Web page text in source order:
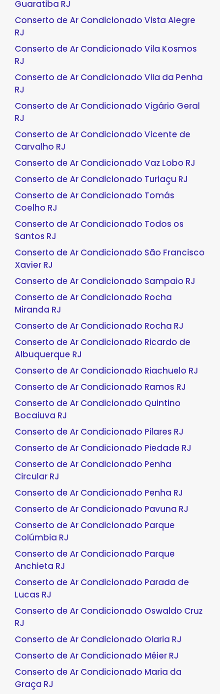
Guaratiba RJ
Conserto de Ar Condicionado Vista Alegre
RJ
Conserto de Ar Condicionado Vila Kosmos
RJ
Conserto de Ar Condicionado Vila da Penha
RJ
Conserto de Ar Condicionado Vigário Geral
RJ
Conserto de Ar Condicionado Vicente de
Carvalho RJ
Conserto de Ar Condicionado Vaz Lobo RJ
Conserto de Ar Condicionado Turiaçu RJ
Conserto de Ar Condicionado Tomás
Coelho RJ
Conserto de Ar Condicionado Todos os
Santos RJ
Conserto de Ar Condicionado São Francisco
Xavier RJ
Conserto de Ar Condicionado Sampaio RJ
Conserto de Ar Condicionado Rocha
Miranda RJ
Conserto de Ar Condicionado Rocha RJ
Conserto de Ar Condicionado Ricardo de
Albuquerque RJ
Conserto de Ar Condicionado Riachuelo RJ
Conserto de Ar Condicionado Ramos RJ
Conserto de Ar Condicionado Quintino
Bocaiuva RJ
Conserto de Ar Condicionado Pilares RJ
Conserto de Ar Condicionado Piedade RJ
Conserto de Ar Condicionado Penha
Circular RJ
Conserto de Ar Condicionado Penha RJ
Conserto de Ar Condicionado Pavuna RJ
Conserto de Ar Condicionado Parque
Colúmbia RJ
Conserto de Ar Condicionado Parque
Anchieta RJ
Conserto de Ar Condicionado Parada de
Lucas RJ
Conserto de Ar Condicionado Oswaldo Cruz
RJ
Conserto de Ar Condicionado Olaria RJ
Conserto de Ar Condicionado Méier RJ
Conserto de Ar Condicionado Maria da
Graça RJ